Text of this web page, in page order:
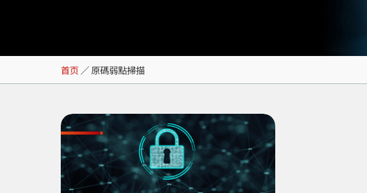
原碼弱點掃描
首页 ／原碼弱點掃描